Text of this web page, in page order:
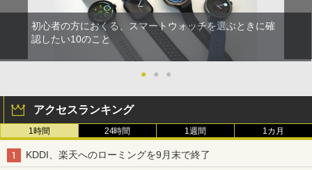
初心者の方におくる、スマートウォッチを選ぶときに確
認したい10のこと
● ● ●
アクセスランキング
1時間 24時間 1週間 1カ月
KDDI、楽天へのローミングを9月末で終了